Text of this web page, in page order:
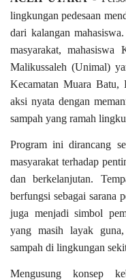
OPINI
Kontak
GALERI
Ketentuan dan
Pedoman Media Siber
Privacy Policy
Alamat Kami
Tentang Kami
Login
Daftar
lingkungan pedesaan
dari kalangan
masyarakat,
Malikussaleh (Unimal)
Kecamatan Muara Batu,
aksi nyata dengan
sampah yang ramah
Program ini dirancang
masyarakat terhadap
dan berkelanjutan.
berfungsi sebagai sarana
juga menjadi simbol
yang masih layak
sampah di lingkungan
Mengusung konsep